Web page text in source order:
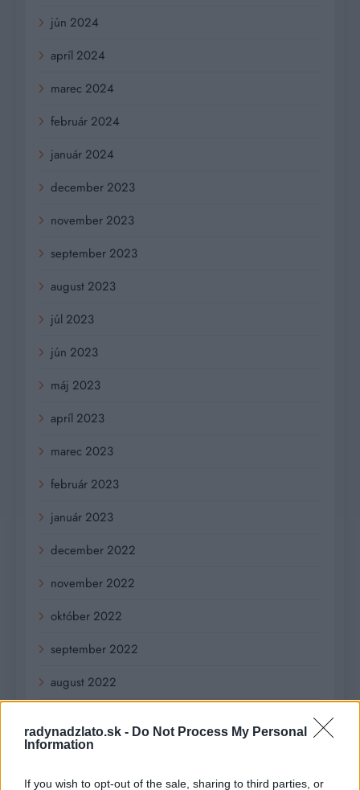
radynadzlato.sk - Do Not Process My Personal
Information
If you wish to opt-out of the sale, sharing to third parties, or
jún 2024
apríl 2024
marec 2024
február 2024
január 2024
december 2023
november 2023
september 2023
august 2023
júl 2023
jún 2023
máj 2023
apríl 2023
marec 2023
február 2023
január 2023
december 2022
november 2022
október 2022
september 2022
august 2022
jún 2022
máj 2022